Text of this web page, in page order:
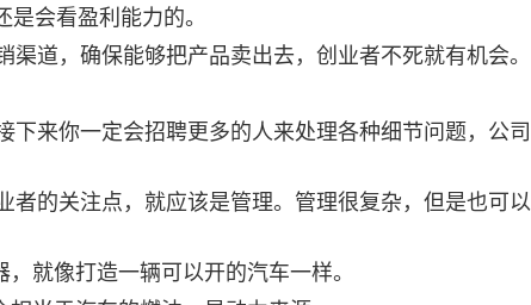
会看盈利能力的。
道，确保能够把产品卖出去，创业者不死就有机会。
来你一定会招聘更多的人来处理各种细节问题，公司
的关注点，就应该是管理。管理很复杂，但是也可以
就像打造一辆可以开的汽车一样。